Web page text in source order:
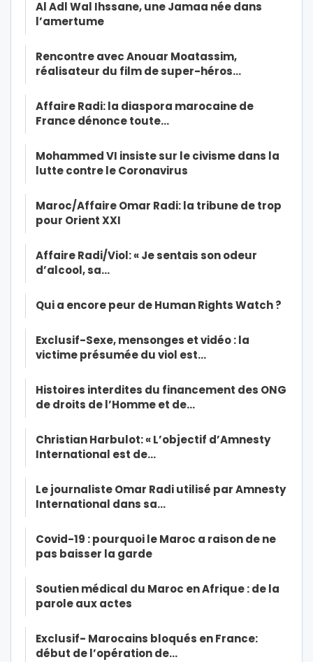
Al Adl Wal Ihssane, une Jamaa née dans
l’amertume
Rencontre avec Anouar Moatassim,
réalisateur du film de super-héros…
Affaire Radi: la diaspora marocaine de
France dénonce toute…
Mohammed VI insiste sur le civisme dans la
lutte contre le Coronavirus
Maroc/Affaire Omar Radi: la tribune de trop
pour Orient XXI
Affaire Radi/Viol: « Je sentais son odeur
d’alcool, sa…
Qui a encore peur de Human Rights Watch ?
Exclusif-Sexe, mensonges et vidéo : la
victime présumée du viol est…
Histoires interdites du financement des ONG
de droits de l’Homme et de…
Christian Harbulot: « L’objectif d’Amnesty
International est de…
Le journaliste Omar Radi utilisé par Amnesty
International dans sa…
Covid-19 : pourquoi le Maroc a raison de ne
pas baisser la garde
Soutien médical du Maroc en Afrique : de la
parole aux actes
Exclusif- Marocains bloqués en France:
début de l’opération de…